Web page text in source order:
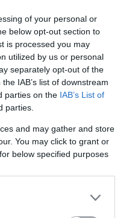
of your personal or
below opt-out section to
is processed you may
utilized by us or personal
separately opt-out of the
IAB’s list of downstream
parties on the IAB’s List of
parties.
and may gather and store
You may click to grant or
below specified purposes
25-én
Nemzeti
Incze